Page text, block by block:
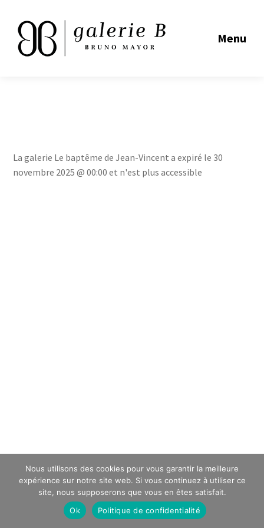
Menu
La galerie Le baptême de Jean-Vincent a expiré le 30
novembre 2025 @ 00:00 et n'est plus accessible
Nous utilisons des cookies pour vous garantir la meilleure
expérience sur notre site web. Si vous continuez à utiliser ce
site, nous supposerons que vous en êtes satisfait.
Ok
Politique de confidentialité